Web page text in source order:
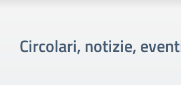
Circolari, notizie,